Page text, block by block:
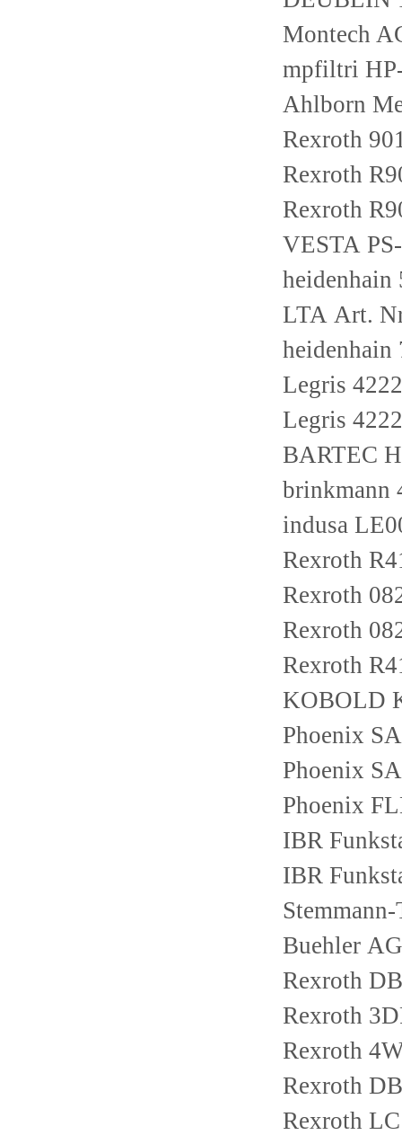
Montech
mpfiltri
Ahlborn
Rexroth
Rexroth
Rexroth
VESTA
heidenhain
LTA Art.
heidenhain
Legris
Legris
BARTEC
brinkmann
indusa
Rexroth
Rexroth
Rexroth
Rexroth
KOBOLD
Phoenix
Phoenix
Phoenix
IBR
IBR
Buehler
Rexroth
Rexroth
Rexroth
Rexroth
Rexroth